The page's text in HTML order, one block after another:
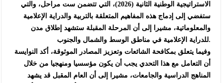
الاستراتيجية الوطنية الثانية (2026)، التي تتضمن ست مراحل، والتي
ستفضي إلى إدماج هذه المفاهيم المتعلقة بالتربية والدراية الإعلامية
والمعلوماتية، مشيرا إلى أن المرحلة المقبلة ستشهد إطلاق مدن
للدراية الإعلامية في مناطق الوسط والشمال والجنوب.
وفيما يتعلق بمكافحة الشائعات وتعزيز المصادر الموثوقة، أكد النوايسة
أن التعامل مع هذا التحدي يجب أن يكون مؤسسيا ومنهجيا من خلال
المناهج الدراسية والجامعات، مشيرا إلى أن العام المقبل قد يشهد